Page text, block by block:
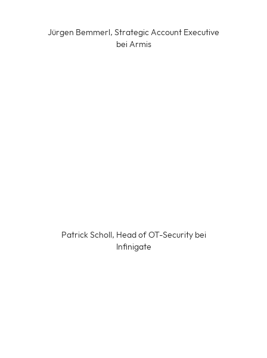
Jürgen Bemmerl, Strategic Account Executive
bei Armis
Patrick Scholl, Head of OT-Security bei
Infinigate